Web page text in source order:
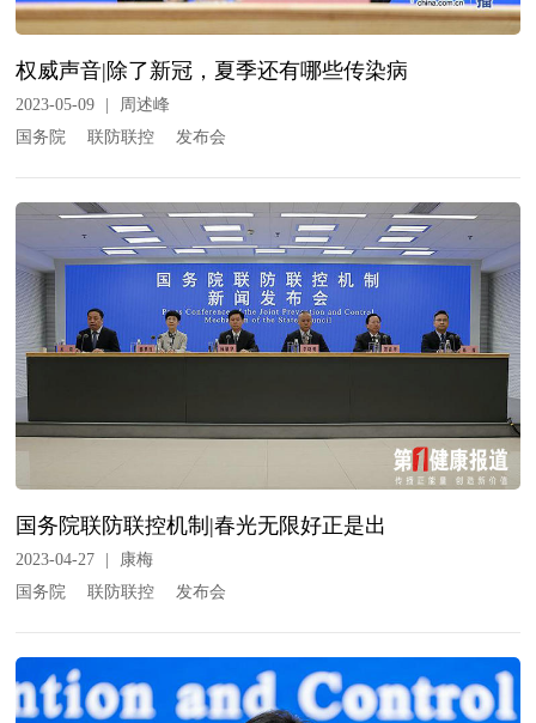
权威声音|除了新冠，夏季还有哪些传染病
2023-05-09
周述峰
国务院
联防联控 发布会
国务院联防联控机制|春光无限好正是出
2023-04-27 |
康梅
国务院
联防联控 发布会